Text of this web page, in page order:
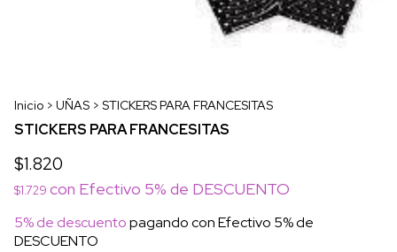
Inicio > UÑAS > STICKERS PARA FRANCESITAS
STICKERS PARA FRANCESITAS
$1.820
$1.729 con Efectivo 5% de DESCUENTO
5% de descuentopagando con Efectivo 5% de
DESCUENTO